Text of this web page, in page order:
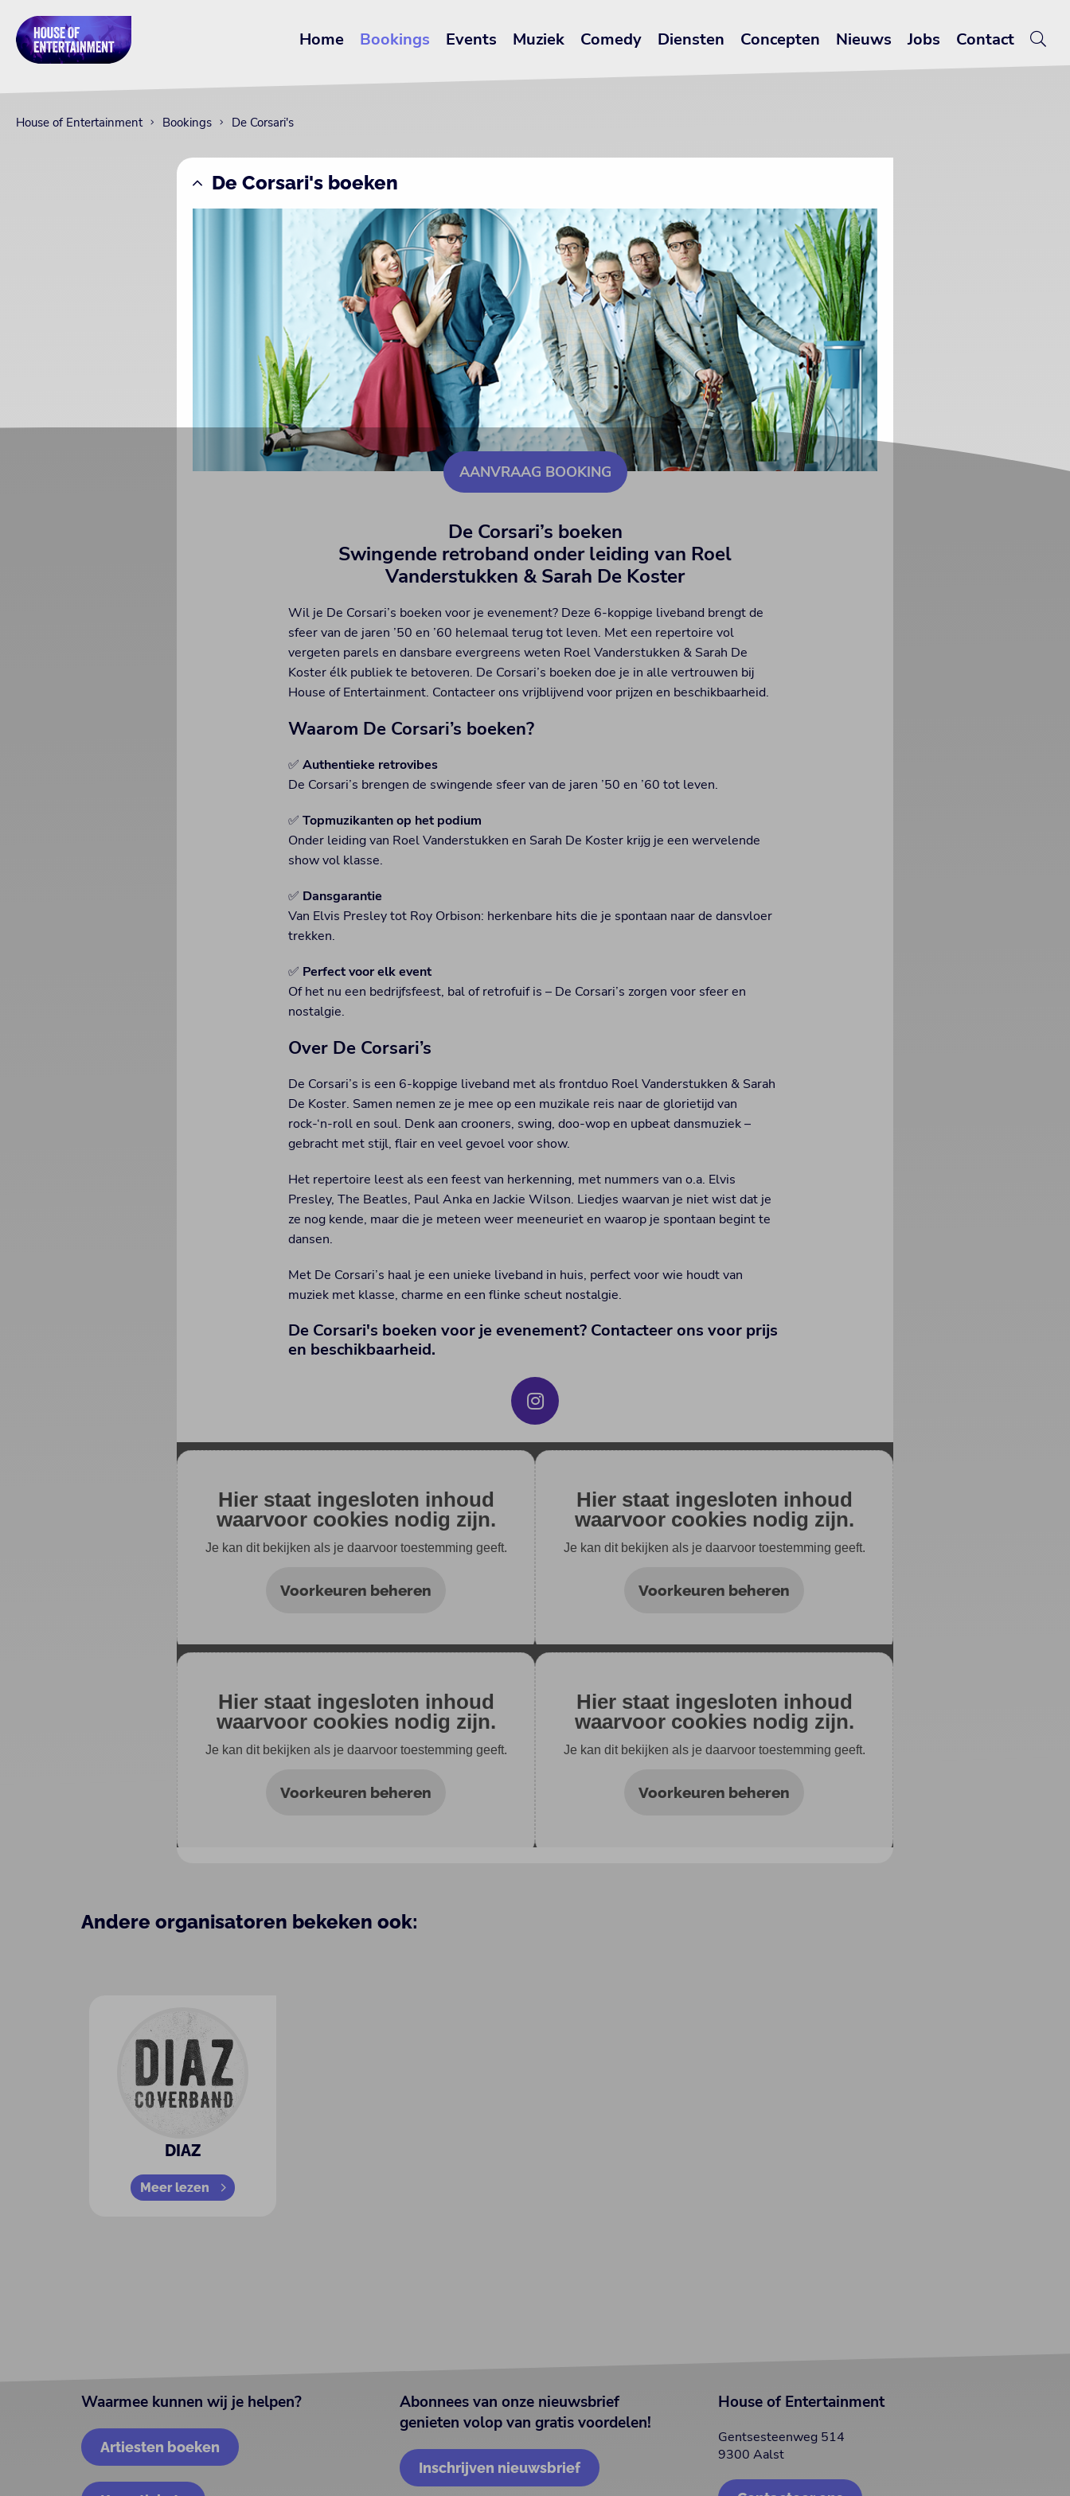
Home Bookings Events Muziek Comedy Diensten Concepten Nieuws Jobs Contact
House of Entertainment Bookings De Corsari's
De Corsari's boeken
AANVRAAG BOOKING
De Corsari’s boeken
Swingende retroband onder leiding van Roel
Vanderstukken & Sarah De Koster
Wil je De Corsari’s boeken voor je evenement? Deze 6-koppige liveband brengt de
sfeer van de jaren ’50 en ’60 helemaal terug tot leven. Met een repertoire vol
vergeten parels en dansbare evergreens weten Roel Vanderstukken & Sarah De
Koster élk publiek te betoveren. De Corsari’s boeken doe je in alle vertrouwen bij
House of Entertainment. Contacteer ons vrijblijvend voor prijzen en beschikbaarheid.
Waarom De Corsari’s boeken?
✅ Authentieke retrovibes
De Corsari’s brengen de swingende sfeer van de jaren ’50 en ’60 tot leven.
✅ Topmuzikanten op het podium
Onder leiding van Roel Vanderstukken en Sarah De Koster krijg je een wervelende
show vol klasse.
✅ Dansgarantie
Van Elvis Presley tot Roy Orbison: herkenbare hits die je spontaan naar de dansvloer
trekken.
✅ Perfect voor elk event
Of het nu een bedrijfsfeest, bal of retrofuif is – De Corsari’s zorgen voor sfeer en
nostalgie.
Over De Corsari’s
De Corsari’s is een 6-koppige liveband met als frontduo Roel Vanderstukken & Sarah
De Koster. Samen nemen ze je mee op een muzikale reis naar de glorietijd van
rock-‘n-roll en soul. Denk aan crooners, swing, doo-wop en upbeat dansmuziek –
gebracht met stijl, flair en veel gevoel voor show.
Het repertoire leest als een feest van herkenning, met nummers van o.a. Elvis
Presley, The Beatles, Paul Anka en Jackie Wilson. Liedjes waarvan je niet wist dat je
ze nog kende, maar die je meteen weer meeneuriet en waarop je spontaan begint te
dansen.
Met De Corsari’s haal je een unieke liveband in huis, perfect voor wie houdt van
muziek met klasse, charme en een flinke scheut nostalgie.
De Corsari's boeken voor je evenement? Contacteer ons voor prijs
en beschikbaarheid.
Hier staat ingesloten inhoud
waarvoor cookies nodig zijn.
Je kan dit bekijken als je daarvoor toestemming geeft.
Voorkeuren beheren
Hier staat ingesloten inhoud
waarvoor cookies nodig zijn.
Je kan dit bekijken als je daarvoor toestemming geeft.
Voorkeuren beheren
Hier staat ingesloten inhoud
waarvoor cookies nodig zijn.
Je kan dit bekijken als je daarvoor toestemming geeft.
Voorkeuren beheren
Hier staat ingesloten inhoud
waarvoor cookies nodig zijn.
Je kan dit bekijken als je daarvoor toestemming geeft.
Voorkeuren beheren
Andere organisatoren bekeken ook:
DIAZ
Meer lezen
Waarmee kunnen wij je helpen?
Artiesten boeken
Abonnees van onze nieuwsbrief
genieten volop van gratis voordelen!
Inschrijven nieuwsbrief
House of Entertainment
Gentsesteenweg 514
9300 Aalst